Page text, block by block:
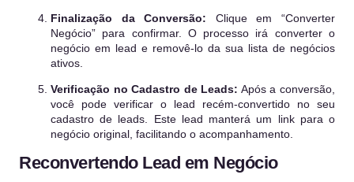
Finalização da Conversão: Clique em “Converter
Negócio” para confirmar. O processo irá converter o
negócio em lead e removê-lo da sua lista de negócios
ativos.
Verificação no Cadastro de Leads: Após a conversão,
você pode verificar o lead recém-convertido no seu
cadastro de leads. Este lead manterá um link para o
negócio original, facilitando o acompanhamento.
Reconvertendo Lead em Negócio